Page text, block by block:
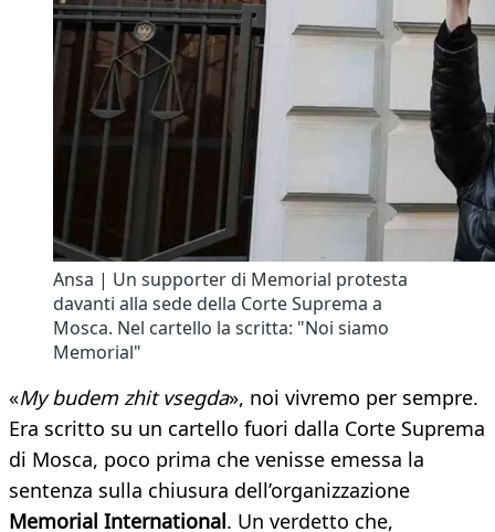
Ansa | Un supporter di Memorial protesta
davanti alla sede della Corte Suprema a
Mosca. Nel cartello la scritta: "Noi siamo
Memorial"
«My budem zhit vsegda», noi vivremo per sempre.
Era scritto su un cartello fuori dalla Corte Suprema
di Mosca, poco prima che venisse emessa la
sentenza sulla chiusura dell’organizzazione
Memorial International. Un verdetto che,